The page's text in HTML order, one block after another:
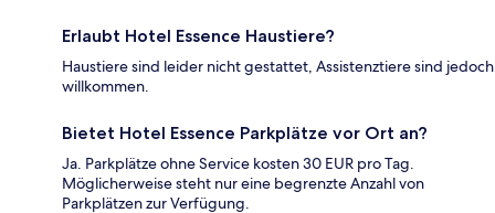
Erlaubt Hotel Essence Haustiere?
Haustiere sind leider nicht gestattet, Assistenztiere sind jedoch
willkommen.
Bietet Hotel Essence Parkplätze vor Ort an?
Ja. Parkplätze ohne Service kosten 30 EUR pro Tag.
Möglicherweise steht nur eine begrenzte Anzahl von
Parkplätzen zur Verfügung.